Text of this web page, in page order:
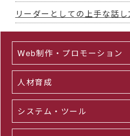
リーダーとしての上手な話
Web制作・プロモーション
人材育成
システム・ツール